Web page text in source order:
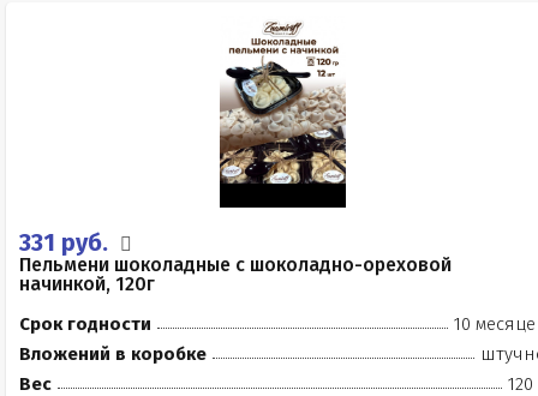
331 руб.
Пельмени шоколадные с шоколадно-ореховой
начинкой, 120г
Срок годности
10
Вложений в коробке
Вес
120